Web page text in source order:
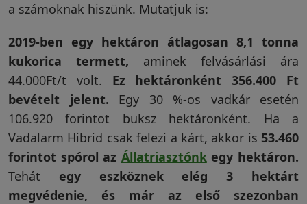
a számoknak hiszünk. Mutatjuk is:
2019-ben egy hektáron átlagosan 8,1 tonna
kukorica termett, aminek felvásárlási ára
44.000Ft/t volt. Ez hektáronként 356.400 Ft
bevételt jelent. Egy 30 %-os vadkár esetén
106.920 forintot buksz hektáronként. Ha a
Vadalarm Hibrid csak felezi a kárt, akkor is 53.460
forintot spórol az Állatriasztónkegy hektáron.
Tehát egy eszköznek elég 3 hektárt
megvédenie, és már az első szezonban